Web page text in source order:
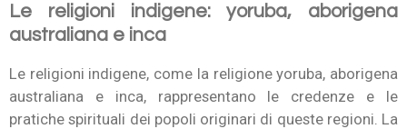
Le religioni indigene: yoruba, aborigena
australiana e inca
Le religioni indigene, come la religione yoruba, aborigena
australiana e inca, rappresentano le credenze e le
pratiche spirituali dei popoli originari di queste regioni. La